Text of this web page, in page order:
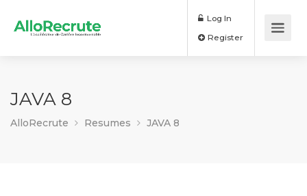
Log In
JAVA 8
AlloRecrute Resumes JAVA 8